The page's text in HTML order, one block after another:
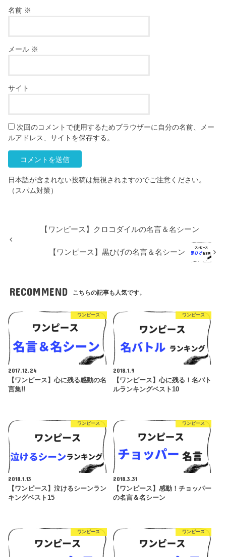
名前 ※
メール ※
サイト
次回のコメントで使用するためブラウザーに自分の名前、メー
ルアドレス、サイトを保存する。
日本語が含まれない投稿は無視されますのでご注意ください。
（スパム対策）
【ワンピース】クロコダイルの名言＆名シーン
【ワンピース】黒ひげの名言＆名シーン
RECOMMEND こちらの記事も人気です。
ワンピース
2017.12.24
【ワンピース】心に残る感動の名
言集!!
ワンピース
2018.1.9
【ワンピース】心に残る！名バト
ルランキングベスト10
ワンピース
2018.1.13
【ワンピース】泣けるシーンラン
キングベスト15
ワンピース
2018.3.31
【ワンピース】感動！チョッパー
の名言＆名シーン
ワンピース ワンピース